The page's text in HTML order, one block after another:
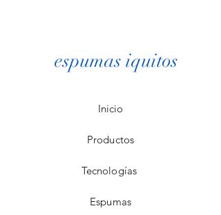
espumas iquitos
Inicio
Productos
Tecnologías
Espumas